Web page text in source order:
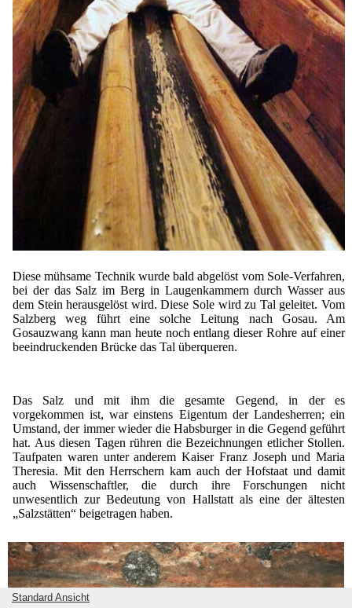
Diese mühsame Technik wurde bald abgelöst vom Sole-Verfahren,
bei der das Salz im Berg in Laugenkammern durch Wasser aus
dem Stein herausgelöst wird. Diese Sole wird zu Tal geleitet. Vom
Salzberg weg führt eine solche Leitung nach Gosau. Am
Gosauzwang kann man heute noch entlang dieser Rohre auf einer
beeindruckenden Brücke das Tal überqueren.
Das Salz und mit ihm die gesamte Gegend, in der es
vorgekommen ist, war einstens Eigentum der Landesherren; ein
Umstand, der immer wieder die Habsburger in die Gegend geführt
hat. Aus diesen Tagen rühren die Bezeichnungen etlicher Stollen.
Taufpaten waren unter anderem Kaiser Franz Joseph und Maria
Theresia. Mit den Herrschern kam auch der Hofstaat und damit
auch Wissenschaftler, die durch ihre Forschungen nicht
unwesentlich zur Bedeutung von Hallstatt als eine der ältesten
„Salzstätten“ beigetragen haben.
Standard Ansicht